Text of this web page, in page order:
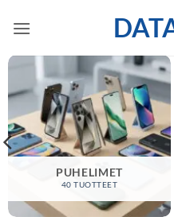
PUHELIMET
40 TUOTTEET